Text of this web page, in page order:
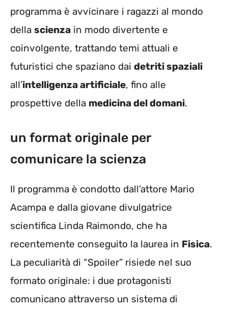
programma è avvicinare i ragazzi al mondo
della scienza in modo divertente e
coinvolgente, trattando temi attuali e
futuristici che spaziano dai detriti spaziali
all’intelligenza artificiale, fino alle
prospettive della medicina del domani.
un format originale per
comunicare la scienza
Il programma è condotto dall’attore Mario
Acampa e dalla giovane divulgatrice
scientifica Linda Raimondo, che ha
recentemente conseguito la laurea in Fisica.
La peculiarità di “Spoiler” risiede nel suo
formato originale: i due protagonisti
comunicano attraverso un sistema di